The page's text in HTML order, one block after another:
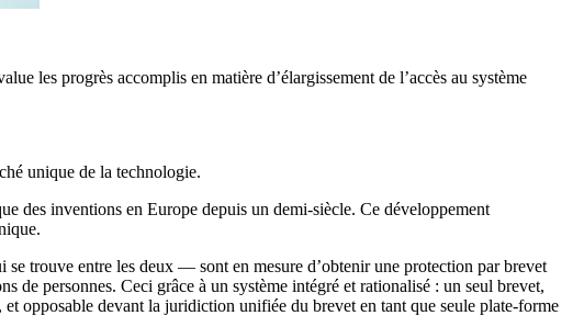
les progrès accomplis en matière d’élargissement de l’accès au système
unique de la technologie.
des inventions en Europe depuis un demi-siècle. Ce développement
trouve entre les deux — sont en mesure d’obtenir une protection par brevet
de personnes. Ceci grâce à un système intégré et rationalisé : un seul brevet,
opposable devant la juridiction unifiée du brevet en tant que seule plate-forme